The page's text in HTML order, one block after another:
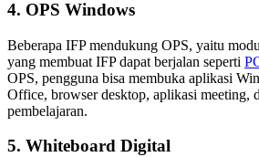
4. OPS Windows
Beberapa IFP mendukung OPS, yaitu
yang membuat IFP dapat berjalan seperti
OPS, pengguna bisa membuka aplikasi
Office, browser desktop, aplikasi meeting,
pembelajaran.
5. Whiteboard Digital